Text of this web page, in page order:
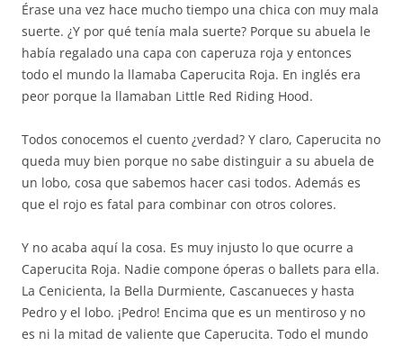
Érase una vez hace mucho tiempo una chica con muy mala
suerte. ¿Y por qué tenía mala suerte? Porque su abuela le
había regalado una capa con caperuza roja y entonces
todo el mundo la llamaba Caperucita Roja. En inglés era
peor porque la llamaban Little Red Riding Hood.
Todos conocemos el cuento ¿verdad? Y claro, Caperucita no
queda muy bien porque no sabe distinguir a su abuela de
un lobo, cosa que sabemos hacer casi todos. Además es
que el rojo es fatal para combinar con otros colores.
Y no acaba aquí la cosa. Es muy injusto lo que ocurre a
Caperucita Roja. Nadie compone óperas o ballets para ella.
La Cenicienta, la Bella Durmiente, Cascanueces y hasta
Pedro y el lobo. ¡Pedro! Encima que es un mentiroso y no
es ni la mitad de valiente que Caperucita. Todo el mundo